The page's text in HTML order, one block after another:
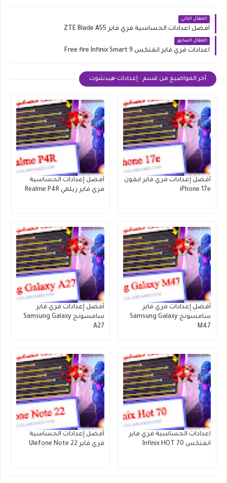
المقال التالي
أفضل اعدادات الحساسية فري فاير ZTE Blade A55
المقال السابق
اعدادات فري فاير انفنكس Free fire Infinix Smart 9
أخر المواضيع من قسم : إعدادات-هيدشوت
أفضل إعدادات فري فاير ايفون
iPhone 17e
أفضل إعدادات الحساسية
فري فاير ريلمي Realme P4R
أفضل إعدادات فري فاير
سامسونج Samsung Galaxy
M47
أفضل إعدادات فري فاير
سامسونج Samsung Galaxy
A27
اعدادات الحساسية فري فاير
انفنكس Infinix HOT 70
أفضل إعدادات الحساسية
فري فاير Ulefone Note 22